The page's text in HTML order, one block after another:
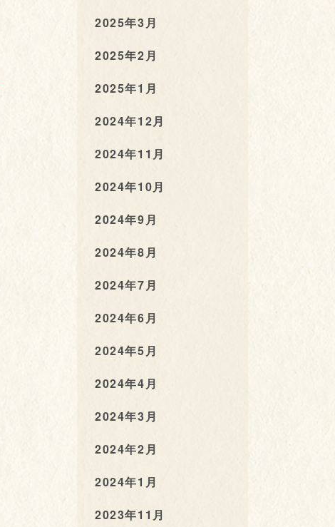
2025年3月
2025年2月
2025年1月
2024年12月
2024年11月
2024年10月
2024年9月
2024年8月
2024年7月
2024年6月
2024年5月
2024年4月
2024年3月
2024年2月
2024年1月
2023年11月